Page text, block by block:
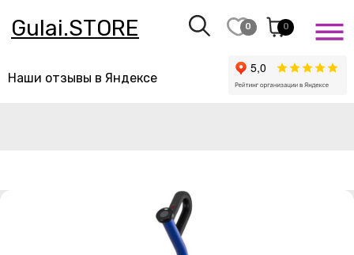
0
Gulai.STORE
Наши отзывы в Яндексе